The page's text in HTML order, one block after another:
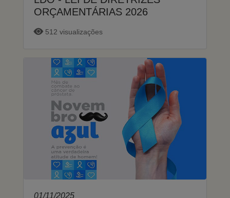
ORÇAMENTÁRIAS 2026
512 visualizações
01/11/2025